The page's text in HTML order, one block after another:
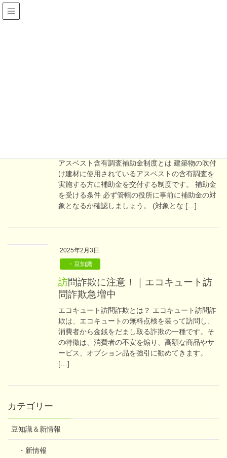
アスベスト含有調査補助金制度とは 建築物の吹付
け建材に使用されているアスベストの含有調査を
実施する方に補助金を交付する制度です。 補助金
を受ける条件 必ず管轄の役所に事前に補助金の対
象となるか確認しましょう。 (対象とな […]
2025年2月3日
・豆知識
訪問詐欺に注意！｜エコキュート訪
問詐欺急増中
エコキュート訪問詐欺とは？ エコキュート訪問詐
欺は、エコキュートの無料点検を装って訪問し、
消費者から金銭をだまし取る詐欺の一種です。そ
の特徴は、消費者の不安を煽り、高額な商品やサ
ービス、オプション品を強引に勧めてきます。
[…]
カテゴリー
豆知識＆新情報
・新情報